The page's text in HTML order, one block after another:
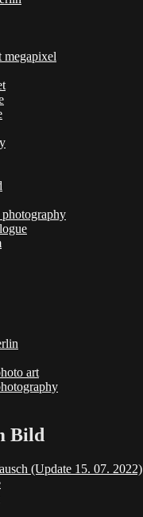
art
Bild
(Update 15. 07. 2022)